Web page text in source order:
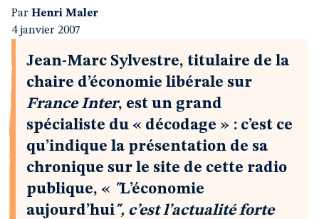
Par Henri Maler
4 janvier 2007
Jean-Marc Sylvestre, titulaire de la
chaire d’économie libérale sur
France Inter, est un grand
spécialiste du « décodage » : c’est ce
qu’indique la présentation de sa
chronique sur le site de cette radio
publique, « "L’économie
aujourd’hui", c’est l’actualité forte